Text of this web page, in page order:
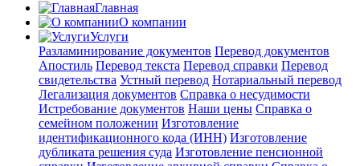
Главная
О компании
Услуги
Разламинирование документов Перевод документов
Апостиль Перевод текста Перевод справки Перевод
свидетельства Устный перевод Нотариальный перевод
Легализация документов Справка о несудимости
Истребование документов Наши цены Справка о
семейном положении Изготовление
идентификационного кода (ИНН) Изготовление
дубликата решения суда Изготовление пенсионной